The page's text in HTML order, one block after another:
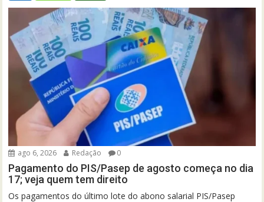
ago 6, 2026 Redação 0
Pagamento do PIS/Pasep de agosto começa no dia
17; veja quem tem direito
Os pagamentos do último lote do abono salarial PIS/Pasep